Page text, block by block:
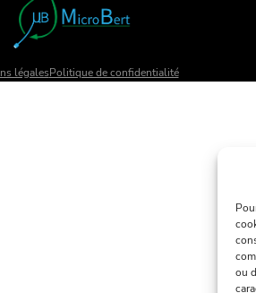
ou
légalesPolitique de confidentialité